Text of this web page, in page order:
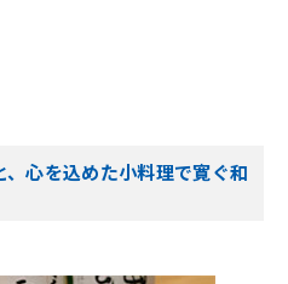
、心を込めた小料理で寛ぐ和